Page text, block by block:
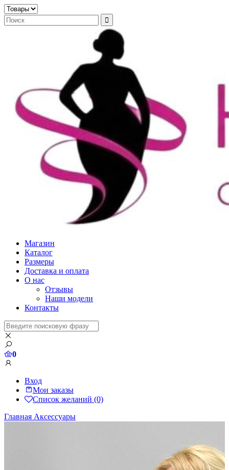
Магазин
Каталог
Размеры
Доставка и оплата
О нас
Отзывы
Наши модели
Контакты
0
Вход
Мои заказы
Список желаний (0)
Главная Аксессуары